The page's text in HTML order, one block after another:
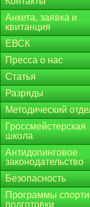
Анкета, заявка и
квитанция
ЕВСК
Пресса о нас
Статья
Разряды
Методический
Гроссмейстерская
школа
Антидопинговое
законодательство
Безопасность
Программы
подготовки